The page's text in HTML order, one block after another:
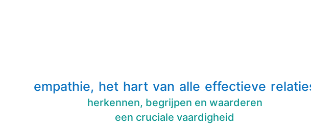
empathie, het hart van alle effectieve
herkennen, begrijpen en waarderen
een cruciale vaardigheid